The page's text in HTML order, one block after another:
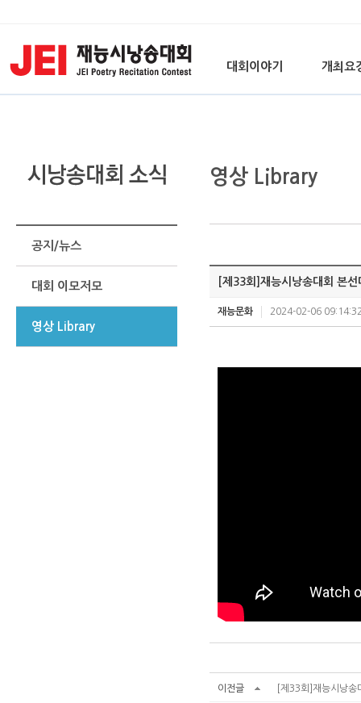
대회이야기 개최요
공지/뉴스
대회 이모저모
영상 Library
영상 Library
[제33회]재능시낭송대회 본
재능문화 2024-02-06
이전글 [제33회]재능시낭